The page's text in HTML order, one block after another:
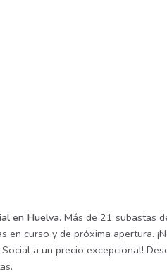
en Huelva. Más de 21 subastas
en curso y de próxima apertura.
a un precio excepcional!